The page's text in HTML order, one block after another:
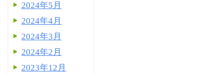
2024年5月
2024年4月
2024年3月
2024年2月
2023年12月